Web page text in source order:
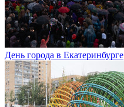
День города в Екатеринбурге